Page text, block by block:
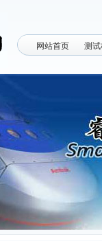
网站首页 测